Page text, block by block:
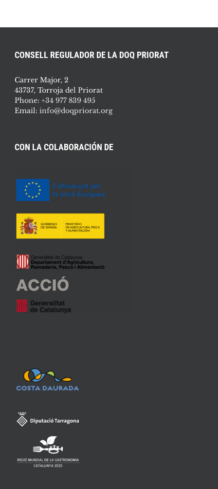
CONSELL REGULADOR DE LA DOQ PRIORAT
Carrer Major, 2
43737, Torroja del Priorat
Phone: +34 977 839 495
Email: info@doqpriorat.org
CON LA COLABORACIÓN DE